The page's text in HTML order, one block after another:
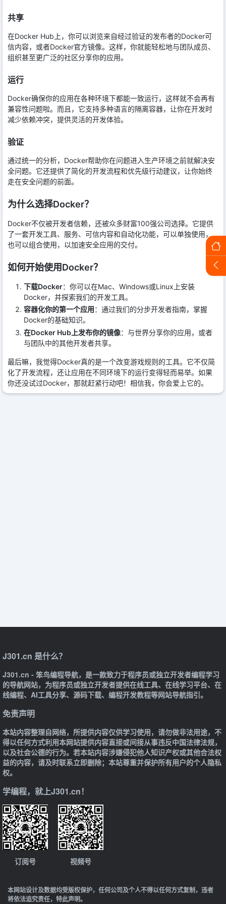
共享
在Docker Hub上，你可以浏览来自经过验证的发布者的Docker可
信内容，或者Docker官方镜像。这样，你就能轻松地与团队成员、
组织甚至更广泛的社区分享你的应用。
运行
Docker确保你的应用在各种环境下都能一致运行，这样就不会再有
兼容性问题啦。而且，它支持多种语言的隔离容器，让你在开发时
减少依赖冲突，提供灵活的开发体验。
验证
通过统一的分析，Docker帮助你在问题进入生产环境之前就解决安
全问题。它还提供了简化的开发流程和优先级行动建议，让你始终
走在安全问题的前面。
为什么选择Docker？
Docker不仅被开发者信赖，还被众多财富100强公司选择。它提供
了一套开发工具、服务、可信内容和自动化功能，可以单独使用，
也可以组合使用，以加速安全应用的交付。
如何开始使用Docker？
下载Docker：你可以在Mac、Windows或Linux上安装
Docker，并探索我们的开发工具。
容器化你的第一个应用：通过我们的分步开发者指南，掌握
Docker的基础知识。
在Docker Hub上发布你的镜像：与世界分享你的应用，或者
与团队中的其他开发者共享。
最后嘛，我觉得Docker真的是一个改变游戏规则的工具。它不仅简
化了开发流程，还让应用在不同环境下的运行变得轻而易举。如果
你还没试过Docker，那就赶紧行动吧！相信我，你会爱上它的。
J301.cn 是什么？
J301.cn - 笨鸟编程导航，是一款致力于程序员或独立开发者编程学习
的导航网站，为程序员或独立开发者提供在线工具、在线学习平台、在
线编程、AI工具分享、源码下载、编程开发教程等网站导航指引。
免责声明
本站内容整理自网络，所提供内容仅供学习使用，请勿做非法用途，不
得以任何方式利用本网站提供内容直接或间接从事违反中国法律法规，
以及社会公德的行为。若本站内容涉嫌侵犯他人知识产权或其他合法权
益的内容，请及时联系立即删除；本站尊重并保护所有用户的个人隐私
权。
学编程，就上J301.cn！
订阅号 视频号
本网站设计及数据均受版权保护，任何公司及个人不得以任何方式复制，违者
将依法追究责任，特此声明。